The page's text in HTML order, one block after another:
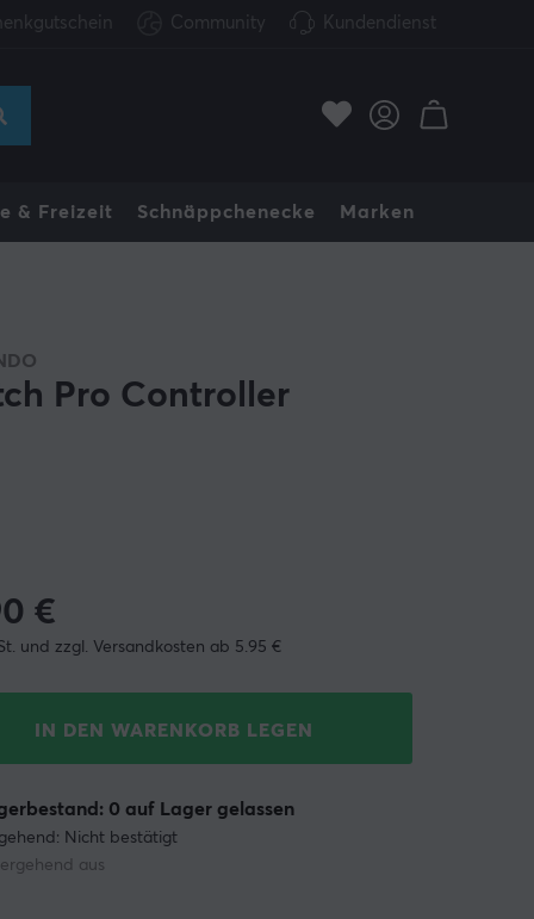
Community Kundendienst
& Freizeit Schnäppchenecke Marken
Pro Controller
€
und zzgl. Versandkosten ab 5.95 €
IN DEN WARENKORB LEGEN
Nicht bestätigt
aus
0 auf Lager gelassen